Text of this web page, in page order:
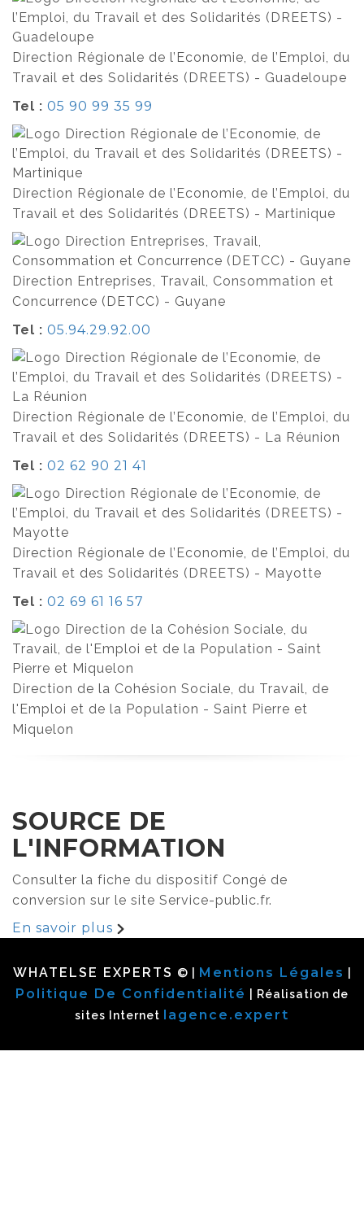
Direction Régionale de l’Economie, de l’Emploi, du
Travail et des Solidarités (DREETS) - Guadeloupe
Tel : 05 90 99 35 99
Direction Régionale de l’Economie, de l’Emploi, du
Travail et des Solidarités (DREETS) - Martinique
Direction Entreprises, Travail, Consommation et
Concurrence (DETCC) - Guyane
Tel : 05.94.29.92.00
Direction Régionale de l’Economie, de l’Emploi, du
Travail et des Solidarités (DREETS) - La Réunion
Tel : 02 62 90 21 41
Direction Régionale de l’Economie, de l’Emploi, du
Travail et des Solidarités (DREETS) - Mayotte
Tel : 02 69 61 16 57
Direction de la Cohésion Sociale, du Travail, de
l'Emploi et de la Population - Saint Pierre et
Miquelon
SOURCE DE
L'INFORMATION
Consulter la fiche du dispositif Congé de
conversion sur le site Service-public.fr.
En savoir plus
WHATELSE EXPERTS © | Mentions Légales
Politique De Confidentialité
| Réalisation de
sites Internet
lagence.expert